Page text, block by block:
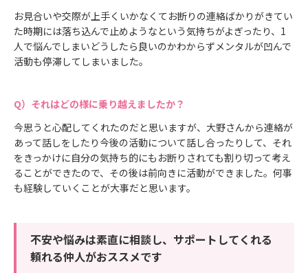
お見合いや交際が上手くいかなくてお断りの連絡ばかりがきてい
た時期には落ち込んで止めようなという気持ちがよぎったり、1
人で悩んでしまいどうしたら良いのかわからずメンタルが凹んで
活動も停滞してしまいました。
それはどの様に乗り越えましたか？
今思うと心配してくれたのだと思いますが、大野さんから連絡が
あって話しをしたり今後の活動について話し合ったりして、それ
をきっかけに自分の気持ち的にもお断りされても割り切って考え
ることができたので、その後は前向きに活動ができました。何事
も経験していくことが大事だと思います。
不安や悩みは素直に相談し、サポートしてくれる
頼れる仲人がおススメです